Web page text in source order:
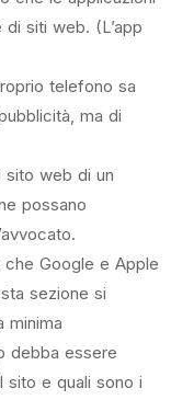
siti web. (L’app
telefono sa
ma di
sito web di un
possano
che Google e Apple
sezione si
minima
debba essere
sito e quali sono i